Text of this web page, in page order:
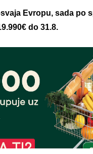
Evropu, sada po
do 31.8.